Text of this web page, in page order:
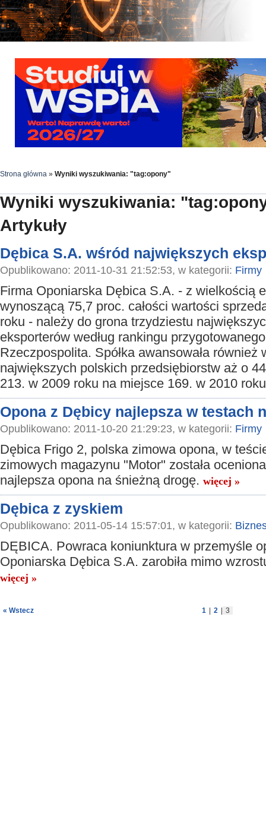
Strona główna » Wyniki wyszukiwania: "tag:opony"
Wyniki wyszukiwania:
Artykuły
Dębica S.A. wśród największych
Opublikowano: 2011-10-31 21:52:53, w kategorii: Firmy
Firma Oponiarska Dębica S.A. - z wielkością
wynoszącą 75,7 proc. całości wartości
roku - należy do grona trzydziestu
eksporterów według rankingu
Rzeczpospolita. Spółka awansowała
największych polskich przedsiębiorstw aż o
213. w 2009 roku na miejsce 169. w 2010
Opona z Dębicy najlepsza w testach
Opublikowano: 2011-10-20 21:29:23, w kategorii: Firmy
Dębica Frigo 2, polska zimowa opona, w
zimowych magazynu "Motor" została
najlepsza opona na śnieżną drogę. więcej »
Dębica z zyskiem
Opublikowano: 2011-05-14 15:57:01, w kategorii:
DĘBICA. Powraca koniunktura w przemyśle
Oponiarska Dębica S.A. zarobiła mimo
więcej »
« Wstecz 1 2 3